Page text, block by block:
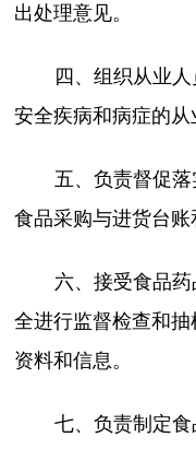
出处理意见。
四、组织从业
安全疾病和病症的从
五、负责督促落
食品采购与进货台账
六、接受食品
全进行监督检查和
资料和信息。
七、负责制定